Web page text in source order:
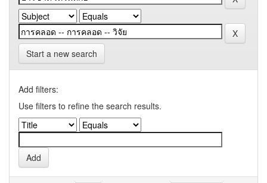
Start a new search
Add filters:
Use filters to refine the search results.